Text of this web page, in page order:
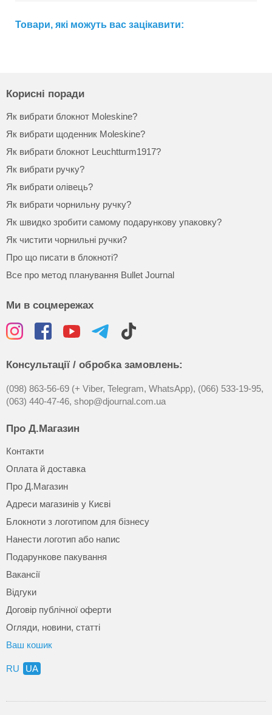
Товари, які можуть вас зацікавити:
Корисні поради
Як вибрати блокнот Moleskine?
Як вибрати щоденник Moleskine?
Як вибрати блокнот Leuchtturm1917?
Як вибрати ручку?
Як вибрати олівець?
Як вибрати чорнильну ручку?
Як швидко зробити самому подарункову упаковку?
Як чистити чорнильні ручки?
Про що писати в блокноті?
Все про метод планування Bullet Journal
Ми в соцмережах
Консультації / обробка замовлень:
(098) 863-56-69 (+ Viber, Telegram, WhatsApp), (066) 533-19-95,
(063) 440-47-46, shop@djournal.com.ua
Про Д.Магазин
Контакти
Оплата й доставка
Про Д.Магазин
Адреси магазинів у Києві
Блокноти з логотипом для бізнесу
Нанести логотип або напис
Подарункове пакування
Вакансії
Відгуки
Договір публічної оферти
Огляди, новини, статті
Ваш кошик
RU UA